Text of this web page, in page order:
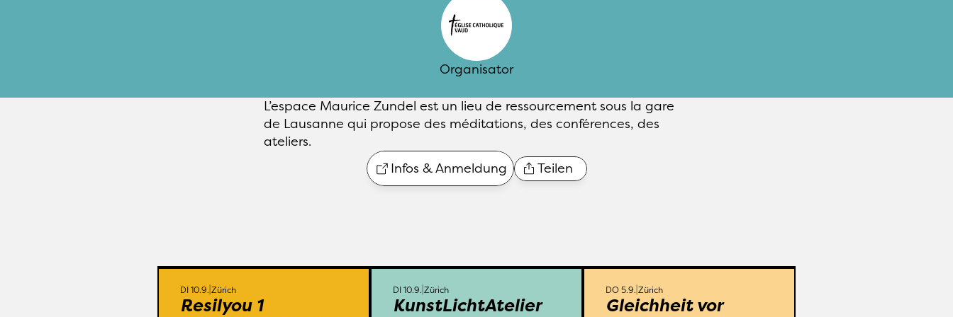
Organisator
L’espace Maurice Zundel est un lieu de ressourcement sous la gare
de Lausanne qui propose des méditations, des conférences, des
ateliers.
Infos & Anmeldung
Teilen
Zürich
DI 10.9. Zürich
Resilyou 1
Zürich
Niklaus von Flüe und seine
DI 10.9. Zürich
KunstLichtAtelier
Pfingstweidstrasse 28
Zürich
Die Tagung lenkt den Blick
DO 5.9. Zürich
Gleichheit vor